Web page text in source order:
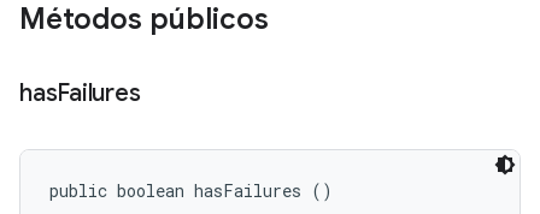
Métodos públicos
hasFailures
public boolean hasFailures ()